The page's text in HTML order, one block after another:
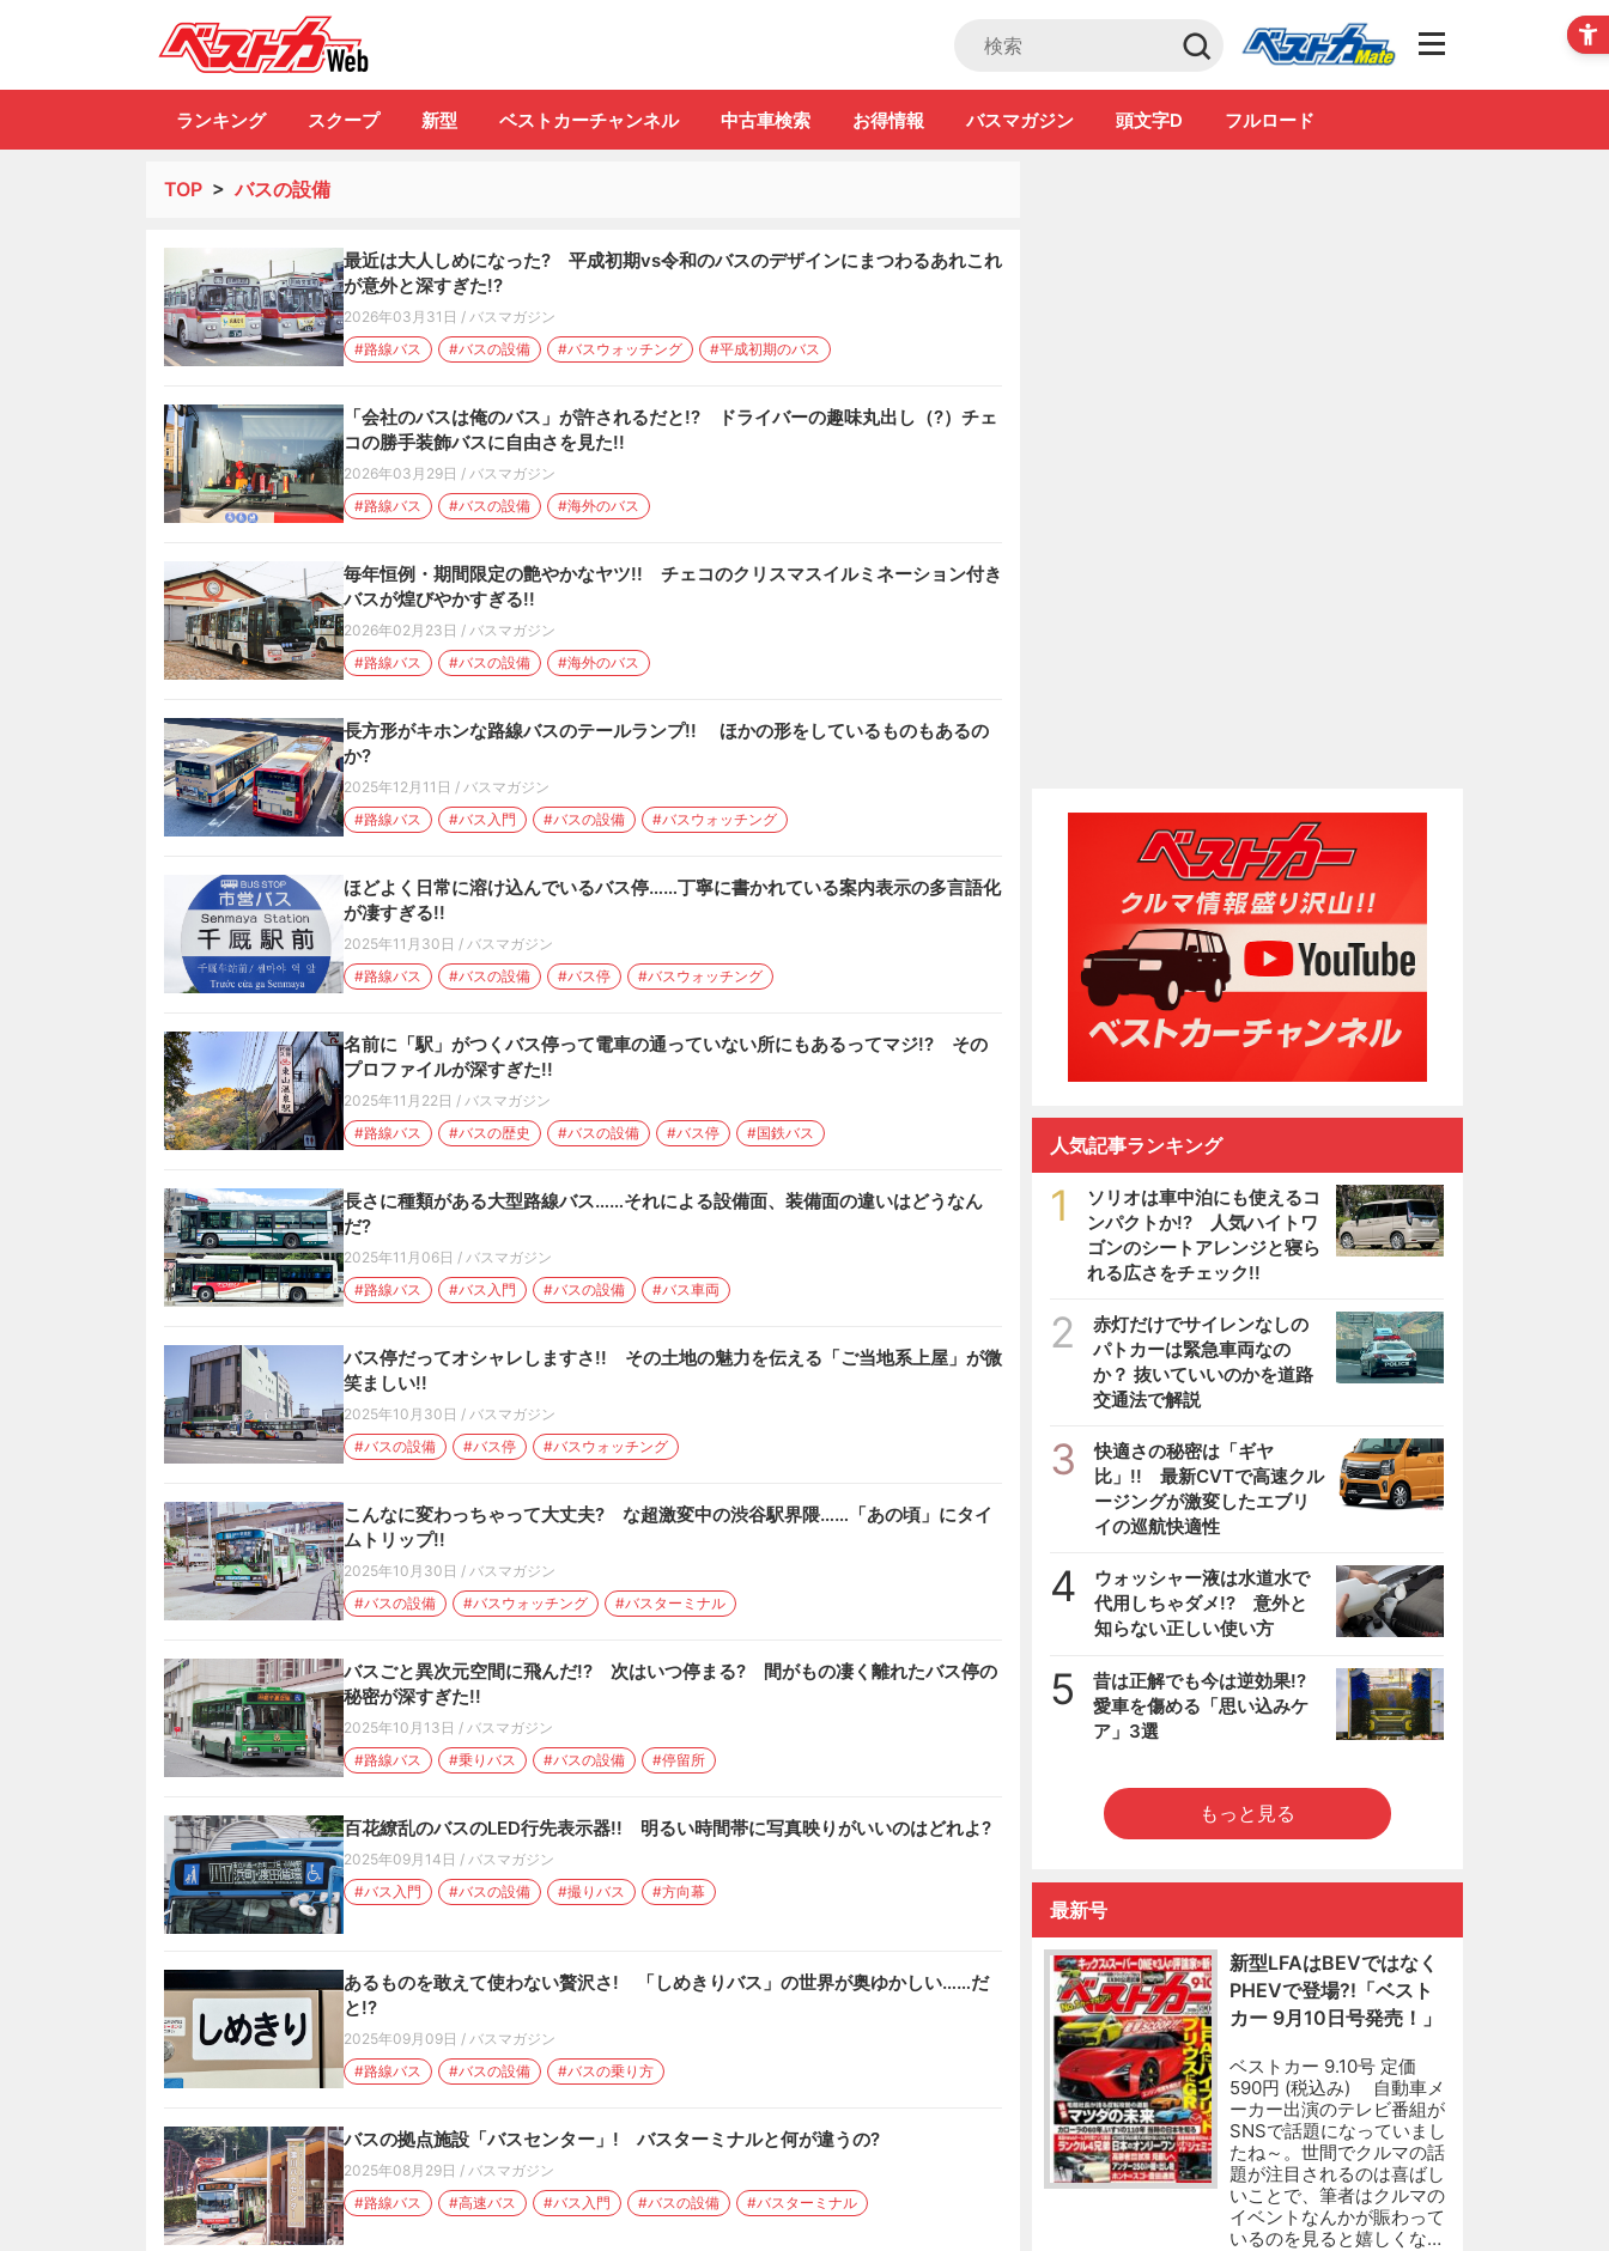
Club
ランキング スクープ 新型 ベストカーチャンネル 中古車検索 お得情報 バスマガジン 頭文字D フルロード
TOP >バスの設備
最近は大人しめになった? 平成初期vs令和のバスのデザインにまつわるあれこれ
が意外と深すぎた!?
2026年03月31日 / バスマガジン
#路線バス
#バスの設備 #バスウォッチング #平成初期のバス
「会社のバスは俺のバス」が許されるだと!? ドライバーの趣味丸出し（?）チェ
コの勝手装飾バスに自由さを見た!!
2026年03月29日 / バスマガジン
#路線バス
#バスの設備 #海外のバス
毎年恒例・期間限定の艶やかなヤツ!! チェコのクリスマスイルミネーション付き
バスが煌びやかすぎる!!
2026年02月23日 / バスマガジン
#路線バス
#バスの設備 #海外のバス
長方形がキホンな路線バスのテールランプ!! ほかの形をしているものもあるの
か?
2025年12月11日 / バスマガジン
#路線バス
#バス入門 #バスの設備 #バスウォッチング
ほどよく日常に溶け込んでいるバス停……丁寧に書かれている案内表示の多言語化
が凄すぎる!!
2025年11月30日 / バスマガジン
#路線バス
#バスの設備 #バス停 #バスウォッチング
名前に「駅」がつくバス停って電車の通っていない所にもあるってマジ!? その
プロファイルが深すぎた!!
2025年11月22日 / バスマガジン
#路線バス
#バスの歴史 #バスの設備 #バス停 #国鉄バス
長さに種類がある大型路線バス……それによる設備面、装備面の違いはどうなん
だ?
2025年11月06日 / バスマガジン
#路線バス
#バス入門 #バスの設備 #バス車両
バス停だってオシャレしますさ!! その土地の魅力を伝える「ご当地系上屋」が微
笑ましい!!
2025年10月30日 / バスマガジン
#バスの設備
#バス停 #バスウォッチング
こんなに変わっちゃって大丈夫? な超激変中の渋谷駅界隈……「あの頃」にタイ
ムトリップ!!
2025年10月30日 / バスマガジン
#バスの設備
#バスウォッチング #バスターミナル
バスごと異次元空間に飛んだ!? 次はいつ停まる? 間がもの凄く離れたバス停の
秘密が深すぎた!!
2025年10月13日 / バスマガジン
#路線バス
#乗りバス #バスの設備 #停留所
百花繚乱のバスのLED行先表示器!! 明るい時間帯に写真映りがいいのはどれよ?
2025年09月14日 / バスマガジン
#バス入門
#バスの設備 #撮りバス #方向幕
あるものを敢えて使わない贅沢さ! 「しめきりバス」の世界が奥ゆかしい……だ
と!?
2025年09月09日 / バスマガジン
#路線バス
#バスの設備 #バスの乗り方
バスの拠点施設「バスセンター」! バスターミナルと何が違うの?
2025年08月29日 / バスマガジン
#路線バス
#高速バス #バス入門 #バスの設備 #バスターミナル
人気記事ランキング
1
ソリオは車中泊にも使えるコ
ンパクトか!? 人気ハイトワ
ゴンのシートアレンジと寝ら
れる広さをチェック!!
2
赤灯だけでサイレンなしの
パトカーは緊急車両なの
か？ 抜いていいのかを道路
交通法で解説
3
快適さの秘密は「ギヤ
比」!! 最新CVTで高速クル
ージングが激変したエブリ
イの巡航快適性
4
ウォッシャー液は水道水で
代用しちゃダメ!? 意外と
知らない正しい使い方
5
昔は正解でも今は逆効果!?
愛車を傷める「思い込みケ
ア」3選
もっと見る
最新号
新型LFAはBEVではなく
PHEVで登場?!「ベスト
カー 9月10日号発売！」
ベストカー 9.10号 定価
590円 (税込み) 自動車メ
ーカー出演のテレビ番組が
SNSで話題になっていまし
たね～。世間でクルマの話
題が注目されるのは喜ばし
いことで、筆者はクルマの
イベントなんかが賑わって
いるのを見ると嬉しくな…